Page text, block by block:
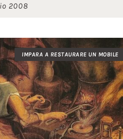
2008
IMPARA A RESTAURARE UN MOBILE